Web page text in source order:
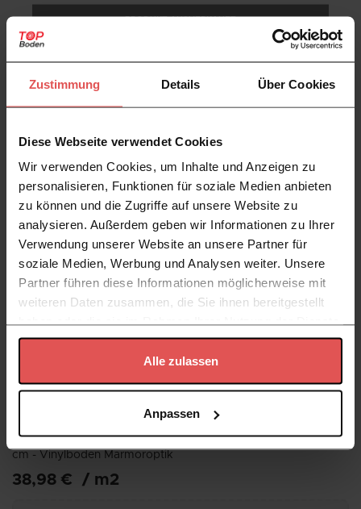
Zustimmung Details Über Cookies
Diese Webseite verwendet Cookies
Wir verwenden Cookies, um Inhalte und Anzeigen zu
personalisieren, Funktionen für soziale Medien anbieten
zu können und die Zugriffe auf unsere Website zu
analysieren. Außerdem geben wir Informationen zu Ihrer
Verwendung unserer Website an unsere Partner für
soziale Medien, Werbung und Analysen weiter. Unsere
Partner führen diese Informationen möglicherweise mit
weiteren Daten zusammen, die Sie ihnen bereitgestellt
haben oder die sie im Rahmen Ihrer Nutzung der Dienste
gesammelt haben.
Datenschutzerklärung
Alle zulassen
Anpassen
Arbiton
Klick Vinyl Fliesenoptik - XXL - Pietra Santa White - 91,4 x 45,7
31,18 € null mit Code:
Paket =2,088 m2,81,39 €| mit 19% MwSt
PRODUKT AUSVERKAUFT
KOSTENLOS MUSTER
Arbiton AMARON FORMA
Klick Vinyl Fliesenoptik - XXL - Naturstein Ribeira Silber - 91,4 x
45,7 cm - Vinylboden Fliesenoptik
38,98 € /m2
31,18 €/ m2null mit Code: SOMMER20
mit 19% MwSt
Klick Vinyl Fliesenoptik - XXL - Amadora Dunkler - 91,4 x 45,7
cm - Vinylboden Marmoroptik
38,98 € / m2